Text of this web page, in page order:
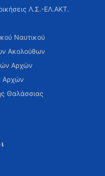
Λ.Σ.-ΕΛ.ΑΚΤ.
Ναυτικού
Ακολούθων
Αρχών
Αρχών
Θαλάσσιας